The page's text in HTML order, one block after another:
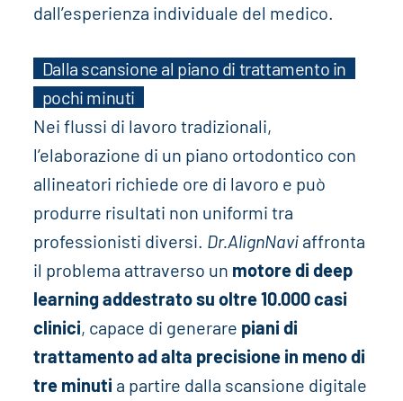
dall’esperienza individuale del medico.
Dalla scansione al piano di trattamento in
pochi minuti
Nei flussi di lavoro tradizionali,
l’elaborazione di un piano ortodontico con
allineatori richiede ore di lavoro e può
produrre risultati non uniformi tra
professionisti diversi. Dr.AlignNaviaffronta
il problema attraverso un motore di deep
learning addestrato su oltre 10.000 casi
clinici, capace di generare piani di
trattamento ad alta precisione in meno di
tre minuti a partire dalla scansione digitale